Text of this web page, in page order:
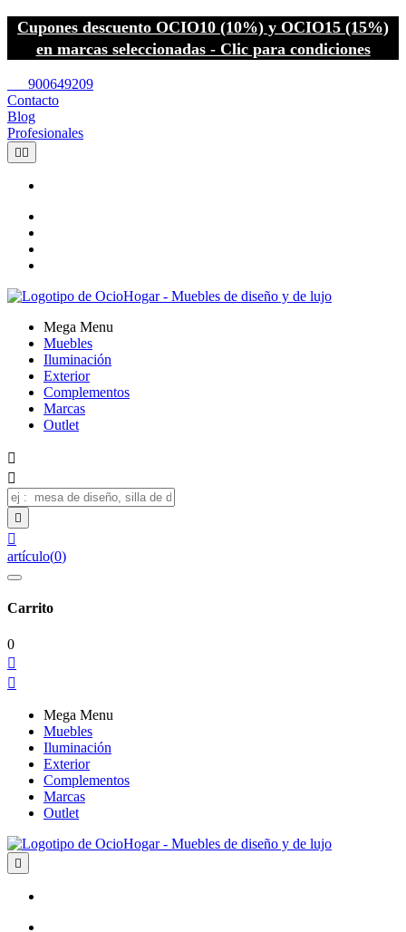
Cupones descuento OCIO10 (10%) y OCIO15 (15%)
en marcas seleccionadas - Clic para condiciones
900649209
Contacto
Blog
Profesionales
 
Mega Menu
Muebles
Iluminación
Exterior
Complementos
Marcas
Outlet




artículo(0)
Carrito
0


Mega Menu
Muebles
Iluminación
Exterior
Complementos
Marcas
Outlet
